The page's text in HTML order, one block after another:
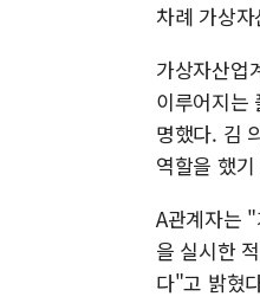
차례 가상
가상자산업
이루어지는
명했다. 김
역할을 했
A관계자는
을 실시한
다"고 밝혔